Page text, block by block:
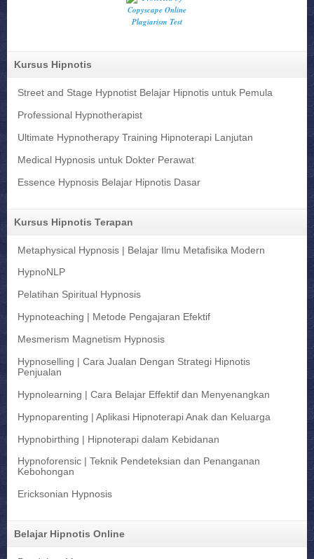
Kursus Hipnotis
Street and Stage Hypnotist Belajar Hipnotis untuk Pemula
Professional Hypnotherapist
Ultimate Hypnotherapy Training Hipnoterapi Lanjutan
Medical Hypnosis untuk Dokter Perawat
Essence Hypnosis Belajar Hipnotis Dasar
Kursus Hipnotis Terapan
Metaphysical Hypnosis | Belajar Ilmu Metafisika Modern
HypnoNLP
Pelatihan Spiritual Hypnosis
Hypnoteaching | Metode Pengajaran Efektif
Mesmerism Magnetism Hypnosis
Hypnoselling | Cara Jualan Dengan Strategi Hipnotis
Penjualan
Hypnolearning | Cara Belajar Effektif dan Menyenangkan
Hypnoparenting | Aplikasi Hipnoterapi Anak dan Keluarga
Hypnobirthing | Hipnoterapi dalam Kebidanan
Hypnoforensic | Teknik Pendeteksian dan Penanganan
Kebohongan
Ericksonian Hypnosis
Belajar Hipnotis Online